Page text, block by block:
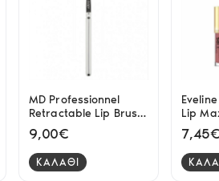
MD Professionnel
Retractable Lip Brush
- 10
9,00€
ΚΑΛΑΘΙ
Lip